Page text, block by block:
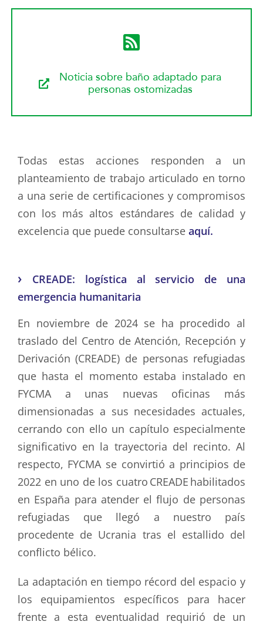
Noticia sobre baño adaptado para
personas ostomizadas
Todas estas acciones responden a un
planteamiento de trabajo articulado en torno
a una serie de certificaciones y compromisos
con los más altos estándares de calidad y
excelencia que puede consultarse aquí.
›
CREADE: logística al servicio de una
emergencia humanitaria
En noviembre de 2024 se ha procedido al
traslado del Centro de Atención, Recepción y
Derivación (CREADE) de personas refugiadas
que hasta el momento estaba instalado en
FYCMA a unas nuevas oficinas más
dimensionadas a sus necesidades actuales,
cerrando con ello un capítulo especialmente
significativo en la trayectoria del recinto. Al
respecto, FYCMA se convirtió a principios de
2022 en uno de los cuatro CREADE habilitados
en España para atender el flujo de personas
refugiadas que llegó a nuestro país
procedente de Ucrania tras el estallido del
conflicto bélico.
La adaptación en tiempo récord del espacio y
los equipamientos específicos para hacer
frente a esta eventualidad requirió de un